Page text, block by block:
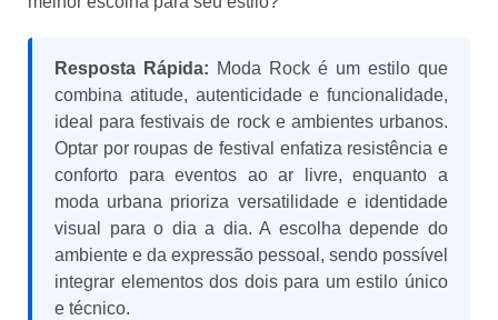
Resposta Rápida: Moda Rock é um estilo que
combina atitude, autenticidade e funcionalidade,
ideal para festivais de rock e ambientes urbanos.
Optar por roupas de festival enfatiza resistência e
conforto para eventos ao ar livre, enquanto a
moda urbana prioriza versatilidade e identidade
visual para o dia a dia. A escolha depende do
ambiente e da expressão pessoal, sendo possível
integrar elementos dos dois para um estilo único
e técnico.